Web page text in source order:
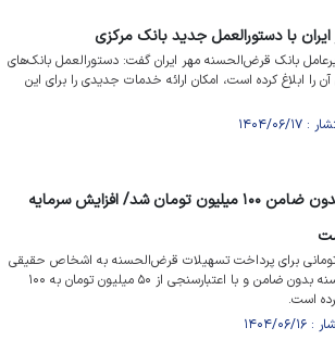
با دستورالعمل جدید بانک مرکزی
بانک قرض‌الحسنه مهر ایران گفت: دستورالعمل بانک‌های
را ابلاغ کرده است، امکان ارائه خدمات جدیدی را برای این
سقف وام قرض‌الحسنه بدون ضامن ۱۰۰ میلیون تومان شد/ افزایش سرمایه
۵۰۰ میلیون تومانی برای پرداخت تسهیلات قرض‌الحسنه به اشخاص حقیقی
سقف پرداخت وام قرض‌الحسنه بدون ضامن و با اعتبارسنجی از ۵۰ میلیون تومان به ۱۰۰
است.